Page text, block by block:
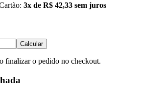
3x de R$ 42,33 sem juros
Calcular
finalizar o pedido no checkout.